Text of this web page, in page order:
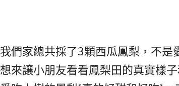
我們家總共採了3顆西瓜鳳梨，不是
想來讓小朋友看看鳳梨田的真實樣